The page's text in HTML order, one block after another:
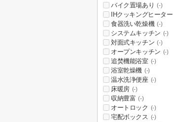
バイク置場あり (-)
IHクッキングヒーター
食器洗い乾燥機 (-)
システムキッチン (-)
対面式キッチン (-)
オープンキッチン (-)
追焚機能浴室 (-)
浴室乾燥機 (-)
温水洗浄便座 (-)
床暖房 (-)
収納豊富 (-)
オートロック (-)
宅配ボックス (-)